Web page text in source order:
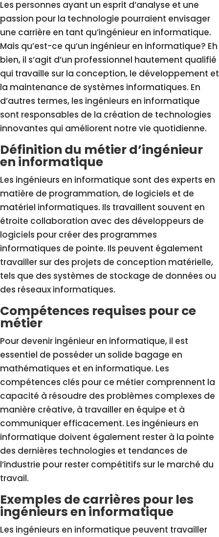
Les personnes ayant un esprit d’analyse et une
passion pour la technologie pourraient envisager
une carrière en tant qu’ingénieur en informatique.
Mais qu’est-ce qu’un ingénieur en informatique? Eh
bien, il s’agit d’un professionnel hautement qualifié
qui travaille sur la conception, le développement et
la maintenance de systèmes informatiques. En
d’autres termes, les ingénieurs en informatique
sont responsables de la création de technologies
innovantes qui améliorent notre vie quotidienne.
Définition du métier d’ingénieur
en informatique
Les ingénieurs en informatique sont des experts en
matière de programmation, de logiciels et de
matériel informatiques. Ils travaillent souvent en
étroite collaboration avec des développeurs de
logiciels pour créer des programmes
informatiques de pointe. Ils peuvent également
travailler sur des projets de conception matérielle,
tels que des systèmes de stockage de données ou
des réseaux informatiques.
Compétences requises pour ce
métier
Pour devenir ingénieur en informatique, il est
essentiel de posséder un solide bagage en
mathématiques et en informatique. Les
compétences clés pour ce métier comprennent la
capacité à résoudre des problèmes complexes de
manière créative, à travailler en équipe et à
communiquer efficacement. Les ingénieurs en
informatique doivent également rester à la pointe
des dernières technologies et tendances de
l’industrie pour rester compétitifs sur le marché du
travail.
Exemples de carrières pour les
ingénieurs en informatique
Les ingénieurs en informatique peuvent travailler